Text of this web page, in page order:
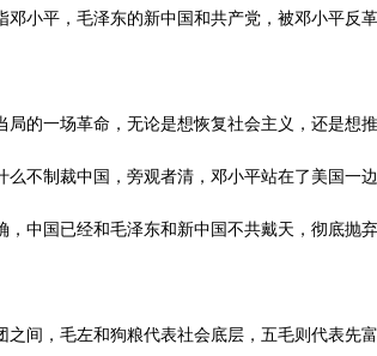
邓小平，毛泽东的新中国和共产党，被邓小平反
局的一场革命，无论是想恢复社会主义，还是想
么不制裁中国，旁观者清，邓小平站在了美国一
，中国已经和毛泽东和新中国不共戴天，彻底抛
之间，毛左和狗粮代表社会底层，五毛则代表先